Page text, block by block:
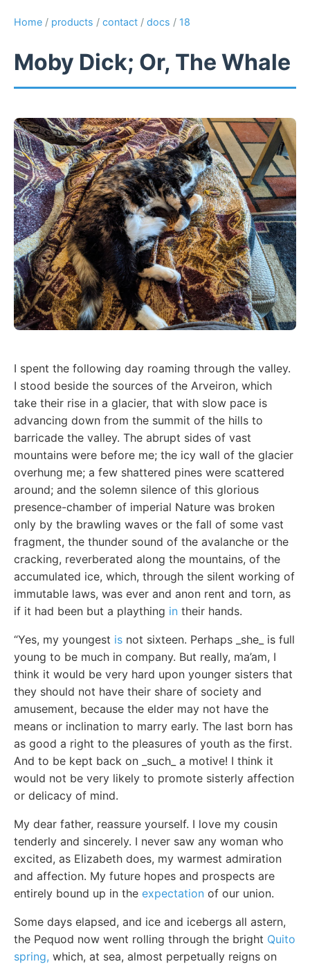
Home / products / contact / docs / 18
Moby Dick; Or, The Whale
I spent the following day roaming through the valley.
I stood beside the sources of the Arveiron, which
take their rise in a glacier, that with slow pace is
advancing down from the summit of the hills to
barricade the valley. The abrupt sides of vast
mountains were before me; the icy wall of the glacier
overhung me; a few shattered pines were scattered
around; and the solemn silence of this glorious
presence-chamber of imperial Nature was broken
only by the brawling waves or the fall of some vast
fragment, the thunder sound of the avalanche or the
cracking, reverberated along the mountains, of the
accumulated ice, which, through the silent working of
immutable laws, was ever and anon rent and torn, as
if it had been but a plaything in their hands.
“Yes, my youngest is not sixteen. Perhaps _she_ is full
young to be much in company. But really, ma’am, I
think it would be very hard upon younger sisters that
they should not have their share of society and
amusement, because the elder may not have the
means or inclination to marry early. The last born has
as good a right to the pleasures of youth as the first.
And to be kept back on _such_ a motive! I think it
would not be very likely to promote sisterly affection
or delicacy of mind.
My dear father, reassure yourself. I love my cousin
tenderly and sincerely. I never saw any woman who
excited, as Elizabeth does, my warmest admiration
and affection. My future hopes and prospects are
entirely bound up in the expectation of our union.
Some days elapsed, and ice and icebergs all astern,
the Pequod now went rolling through the bright Quito
spring, which, at sea, almost perpetually reigns on